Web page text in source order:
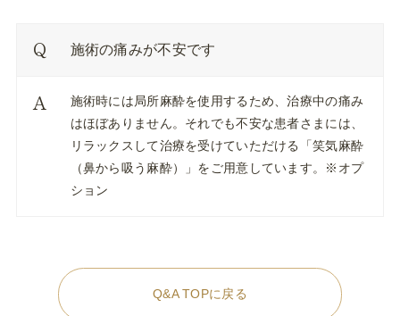
施術の痛みが不安です
施術時には局所麻酔を使用するため、治療中の痛み
はほぼありません。それでも不安な患者さまには、
リラックスして治療を受けていただける「笑気麻酔
（鼻から吸う麻酔）」をご用意しています。※オプ
ション
Q&A TOPに戻る